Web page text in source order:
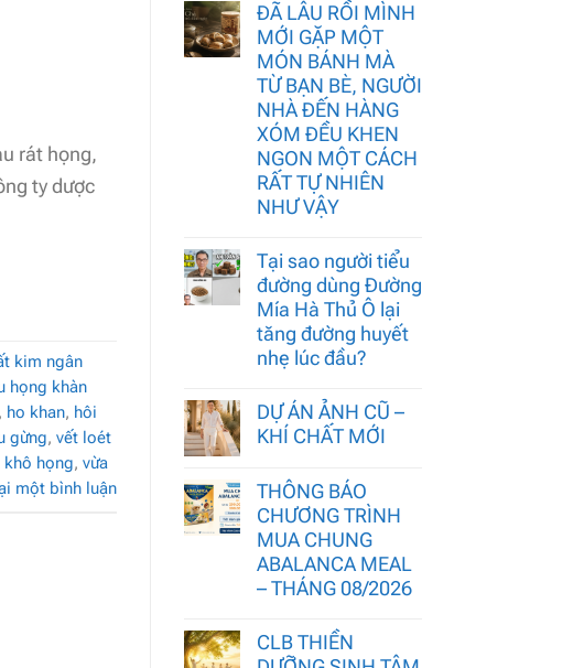
rát họng,
ty dược
kim ngân
họng khàn
, ho khan, hôi
gừng, vết loét
khô họng, vừa
một bình luận
ĐÃ LÂU RỒI MÌNH
MỚI GẶP MỘT
MÓN BÁNH MÀ
TỪ BẠN BÈ, NGƯỜI
NHÀ ĐẾN HÀNG
XÓM ĐỀU KHEN
NGON MỘT CÁCH
RẤT TỰ NHIÊN
NHƯ VẬY
Tại sao người tiểu
đường dùng Đường
Mía Hà Thủ Ô lại
tăng đường huyết
nhẹ lúc đầu?
DỰ ÁN ẢNH CŨ –
KHÍ CHẤT MỚI
THÔNG BÁO
CHƯƠNG TRÌNH
MUA CHUNG
ABALANCA MEAL
– THÁNG 08/2026
CLB THIỀN